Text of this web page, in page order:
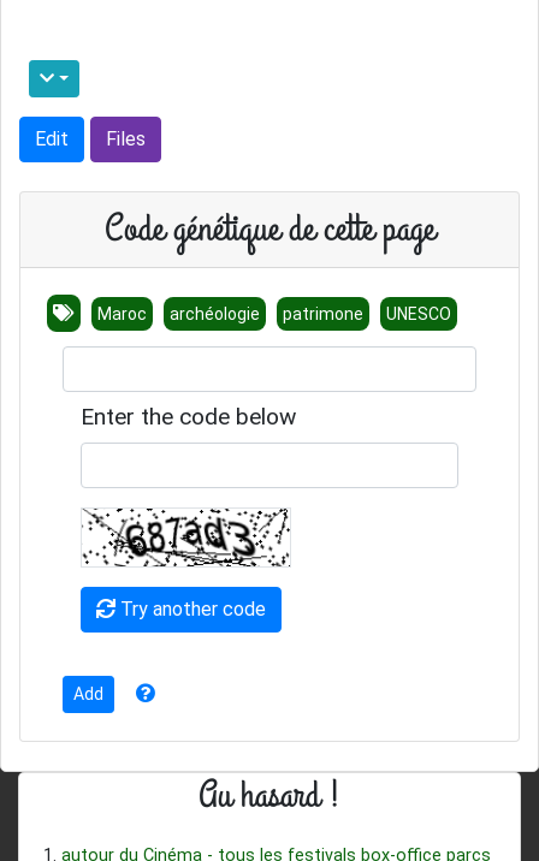
Edit Files
Code génétique de cette page
Maroc archéologie patrimone UNESCO
Enter the code below
Try another code
Au hasard !
autour du Cinéma - tous les festivals box-office parcs